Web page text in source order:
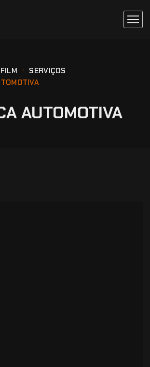
SERVIÇOS
AUTOMOTIVA